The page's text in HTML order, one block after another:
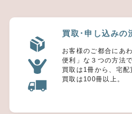
買取･申し込みの
お客様のご都合にあ
便利」な３つの方法
買取は1冊から、宅
買取は100冊以上。